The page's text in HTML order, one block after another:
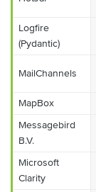
Logfire
(Pydantic)
MailChannels
MapBox
Messagebird
B.V.
Microsoft
Clarity